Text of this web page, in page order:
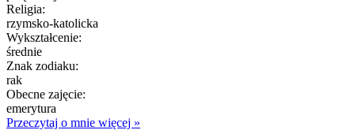
Religia:
rzymsko-katolicka
Wykształcenie:
średnie
Znak zodiaku:
rak
Obecne zajęcie:
emerytura
Przeczytaj o mnie więcej »